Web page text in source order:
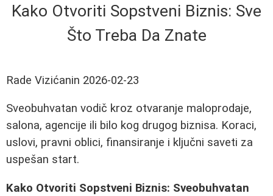
Kako Otvoriti Sopstveni Biznis: Sve
Što Treba Da Znate
Rade Vizićanin 2026-02-23
Sveobuhvatan vodič kroz otvaranje maloprodaje,
salona, agencije ili bilo kog drugog biznisa. Koraci,
uslovi, pravni oblici, finansiranje i ključni saveti za
uspešan start.
Kako Otvoriti Sopstveni Biznis: Sveobuhvatan